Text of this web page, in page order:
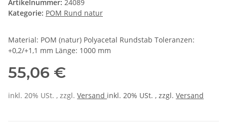
Artikelnummer: 24089
Kategorie: POM Rund natur
Material: POM (natur) Polyacetal Rundstab Toleranzen:
+0,2/+1,1 mm Länge: 1000 mm
55,06 €
inkl. 20% USt. , zzgl. Versand inkl. 20% USt. , zzgl. Versand